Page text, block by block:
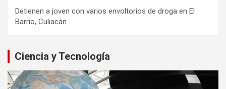
Detienen a joven con varios envoltorios de droga en El
Barrio, Culiacán
Ciencia y Tecnología